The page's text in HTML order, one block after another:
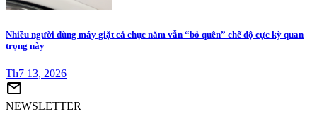
Nhiều người dùng máy giặt cả chục năm vẫn “bỏ quên” chế độ cực kỳ quan
trọng này
Th7 13, 2026
mail
NEWSLETTER